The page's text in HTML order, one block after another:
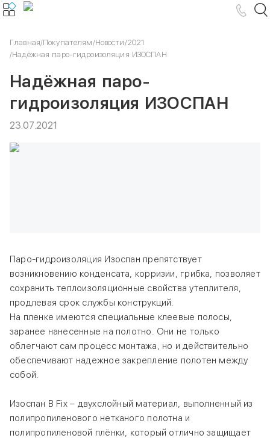
Главная/Покупателям/Новости/2021
/Надёжная паро-гидроизоляция ИЗОСПАН
Надёжная паро-
гидроизоляция ИЗОСПАН
23.07.2021
Паро-гидроизоляция Изоспан препятствует
возникновению конденсата, корризии, грибка, позволяет
сохранить теплоизоляционные свойства утеплителя,
продлевая срок службы конструкций.
На пленке имеются специальные клеевые полосы,
заранее нанесенные на полотно. Они не только
облегчают сам процесс монтажа, но и действительно
обеспечивают надежное закрепление полотен между
собой.
Изоспан В Fix – двухслойный материал, выполненный из
полипропиленового нетканого полотна и
полипропиленовой плёнки, который отлично защищает